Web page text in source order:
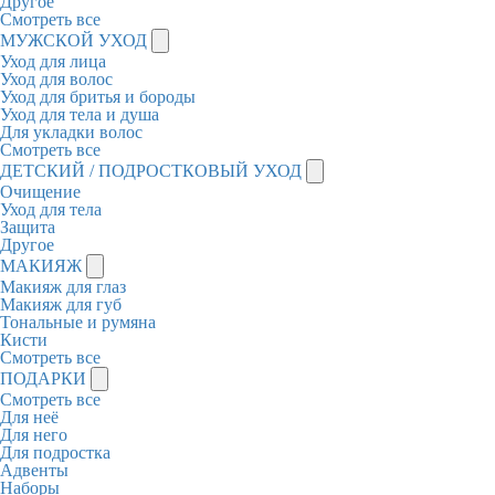
Смотреть все
МУЖСКОЙ УХОД
Уход для лица
Уход для волос
Уход для бритья и бороды
Уход для тела и душа
Для укладки волос
Смотреть все
ДЕТСКИЙ / ПОДРОСТКОВЫЙ УХОД
Очищение
Уход для тела
Защита
Другое
МАКИЯЖ
Макияж для глаз
Макияж для губ
Тональные и румяна
Кисти
Смотреть все
ПОДАРКИ
Смотреть все
Для неё
Для него
Для подростка
Адвенты
Наборы